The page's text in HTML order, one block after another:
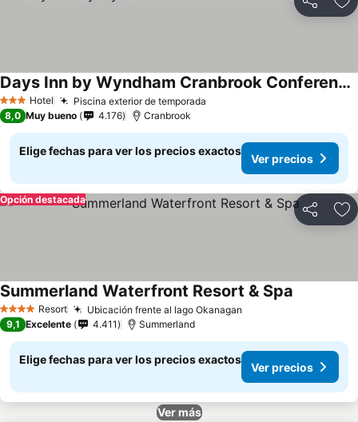
Compartir
3 Estrellas
Hotel Piscina exterior de temporada
Days Inn by Wyndham Cranbrook Conference Centre
8,0 Muy bueno 4.176 Cranbrook
Elige fechas para ver los precios exactos
Ver precios
Compartir
Opción destacada
4 EstrellasResort Ubicación frente al lago Okanagan
Summerland Waterfront Resort & Spa
9,1 Excelente 4.411 Summerland
Elige fechas para ver los precios exactos
Ver precios
Ver más